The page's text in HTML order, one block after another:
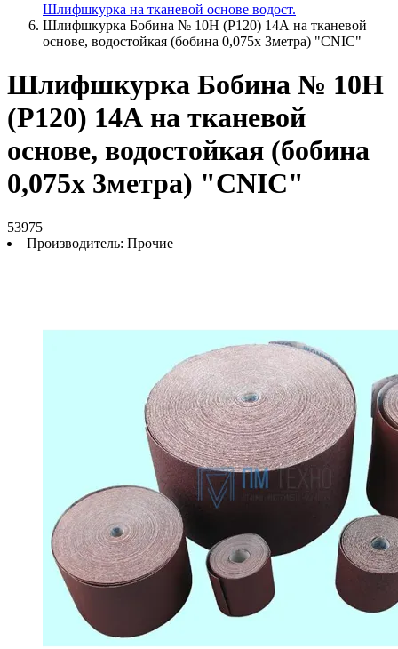
Шлифшкурка на тканевой основе водост.
Шлифшкурка Бобина № 10Н (P120) 14А на тканевой
основе, водостойкая (бобина 0,075х 3метра) "CNIC"
Шлифшкурка Бобина № 10Н
(P120) 14А на тканевой
основе, водостойкая (бобина
0,075х 3метра) "CNIC"
53975
Производитель: Прочие